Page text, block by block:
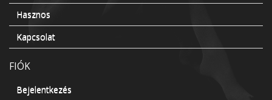
Hasznos
Kapcsolat
FIÓK
Bejelentkezés